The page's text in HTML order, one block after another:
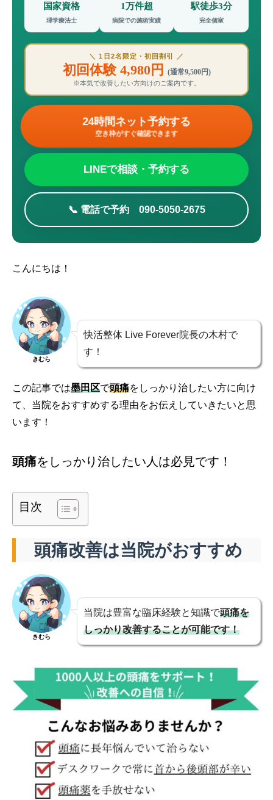
国家資格
理学療法士
1万件超
病院での施術実績
駅徒歩3分
完全個室
＼ 1日2名限定・初回割引 ／
初回体験 4,980円 (通常9,500円)
※本気で改善したい方向けのご案内です。
24時間ネット予約する
空き枠がすぐ確認できます
LINEで相談・予約する
📞 電話で予約 090-5050-2675
こんにちは！
きむら
快活整体 Live Forever院長の木村で
す！
この記事では墨田区で頭痛をしっかり治したい方に向け
て、当院をおすすめする理由をお伝えしていきたいと思
います！
頭痛をしっかり治したい人は必見です！
目次
頭痛改善は当院がおすすめ
きむら
当院は豊富な臨床経験と知識で頭痛を
しっかり改善することが可能です！